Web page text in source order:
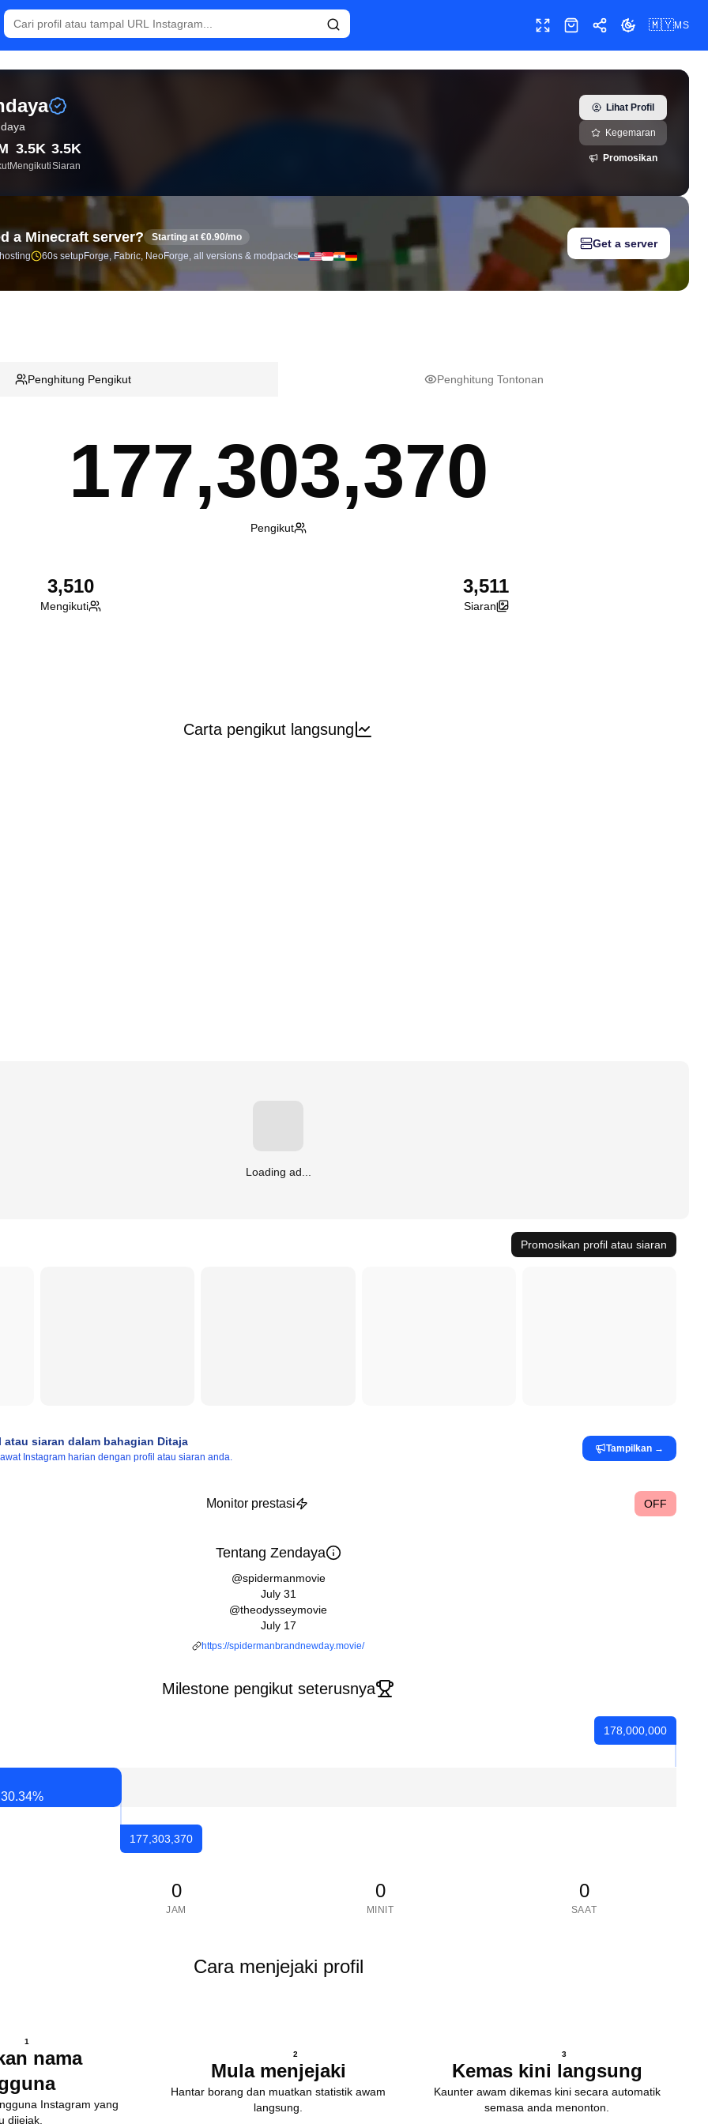
Skrin penuh
KedaiKongsiTukar tema
🇲🇾MS
dan analitik pengikut untuk Zendaya (@zendaya).
3.5K
Mengikuti
3.5K
Siaran
Lihat Profil
Kegemaran
Promosikan
a Minecraft server?
Starting at €0.90/mo
60s setupForge, Fabric, NeoForge, all versions & modpacks
Get a server
Penghitung Pengikut Penghitung Tontonan
177,303,370
Pengikut
3,510
Mengikuti
3,511
Siaran
Carta pengikut langsung
Loading ad...
Promosikan profil atau siaran
siaran dalam bahagian Ditaja
Instagram harian dengan profil atau siaran anda.
Tampilkan →
Monitor prestasi OFF
Tentang Zendaya
@spidermanmovie
July 31
@theodysseymovie
July 17
https://spidermanbrandnewday.movie/
Milestone pengikut seterusnya
30.34%
177,303,370
178,000,000
0
JAM
0
MINIT
0
SAAT
Cara menjejaki profil
1
nama
Instagram yang
dijejak.
2
Mula menjejaki
Hantar borang dan muatkan statistik awam
langsung.
3
Kemas kini langsung
Kaunter awam dikemas kini secara automatik
semasa anda menonton.